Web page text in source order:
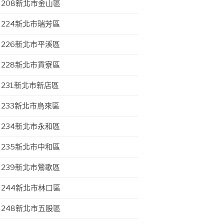
208新北市金山區
224新北市瑞芳區
226新北市平溪區
228新北市貢寮區
231新北市新店區
233新北市烏來區
234新北市永和區
235新北市中和區
239新北市鶯歌區
244新北市林口區
248新北市五股區